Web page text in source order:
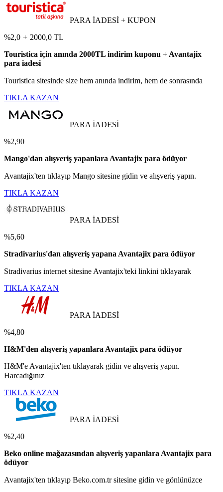
PARA İADESİ + KUPON
%2,0 + 2000,0 TL
Touristica için anında 2000TL indirim kuponu + Avantajix
para iadesi
Touristica sitesinde size hem anında indirim, hem de sonrasında
TIKLA KAZAN
PARA İADESİ
%2,90
Mango'dan alışveriş yapanlara Avantajix para ödüyor
Avantajix'ten tıklayıp Mango sitesine gidin ve alışveriş yapın.
TIKLA KAZAN
PARA İADESİ
%5,60
Stradivarius'dan alışveriş yapana Avantajix para ödüyor
Stradivarius internet sitesine Avantajix'teki linkini tıklayarak
TIKLA KAZAN
PARA İADESİ
%4,80
H&M'den alışveriş yapanlara Avantajix para ödüyor
H&M'e Avantajix'ten tıklayarak gidin ve alışveriş yapın.
Harcadığınız
TIKLA KAZAN
PARA İADESİ
%2,40
Beko online mağazasından alışveriş yapanlara Avantajix para
ödüyor
Avantajix'ten tıklayıp Beko.com.tr sitesine gidin ve gönlünüzce